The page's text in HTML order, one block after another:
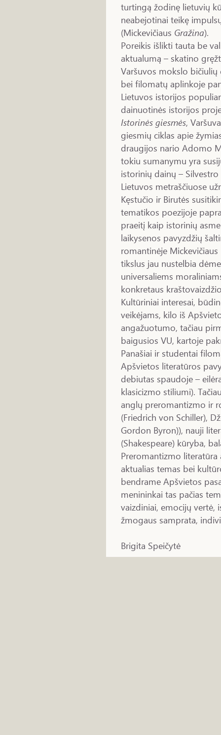
turtingą žodinę lietuvių
neabejotinai teikę
(Mickevičiaus Gražina).
Poreikis išlikti tauta be
aktualumą – skatino
Varšuvos mokslo
bei filomatų aplinkoje
Lietuvos istorijos
dainuotinės istorijos
Istorinės giesmės,
giesmių ciklas apie
draugijos nario Adomo
tokiu sumanymu yra
istorinių dainų –
Lietuvos metraščiuose
Kęstučio ir Birutės
tematikos poezijoje
praeitį kaip istorinių
laikysenos pavyzdžių
romantinėje
tikslus jau nustelbia
universaliems
konkretaus
Kultūriniai interesai,
veikėjams, kilo iš
angažuotumo, tačiau
baigusios VU, kartoje
Panašiai ir studentai
Apšvietos literatūros
debiutas spaudoje –
klasicizmo stiliumi).
anglų preromantizmo ir
(Friedrich von Schiller),
Gordon Byron)), nauji
(Shakespeare) kūryba,
Preromantizmo
aktualias temas bei
bendrame Apšvietos
menininkai tas pačias
vaizdiniai, emocijų vertė,
žmogaus samprata,
Brigita Speičytė